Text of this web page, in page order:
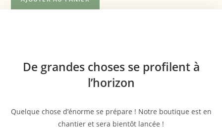
De grandes choses se profilent à
l’horizon
Quelque chose d’énorme se prépare ! Notre boutique est en
chantier et sera bientôt lancée !